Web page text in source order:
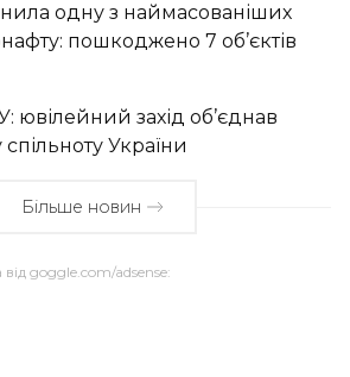
одну з наймасованіших
пошкоджено 7 об’єктів
ювілейний захід об’єднав
України
Більше новин
goggle.com/adsense: